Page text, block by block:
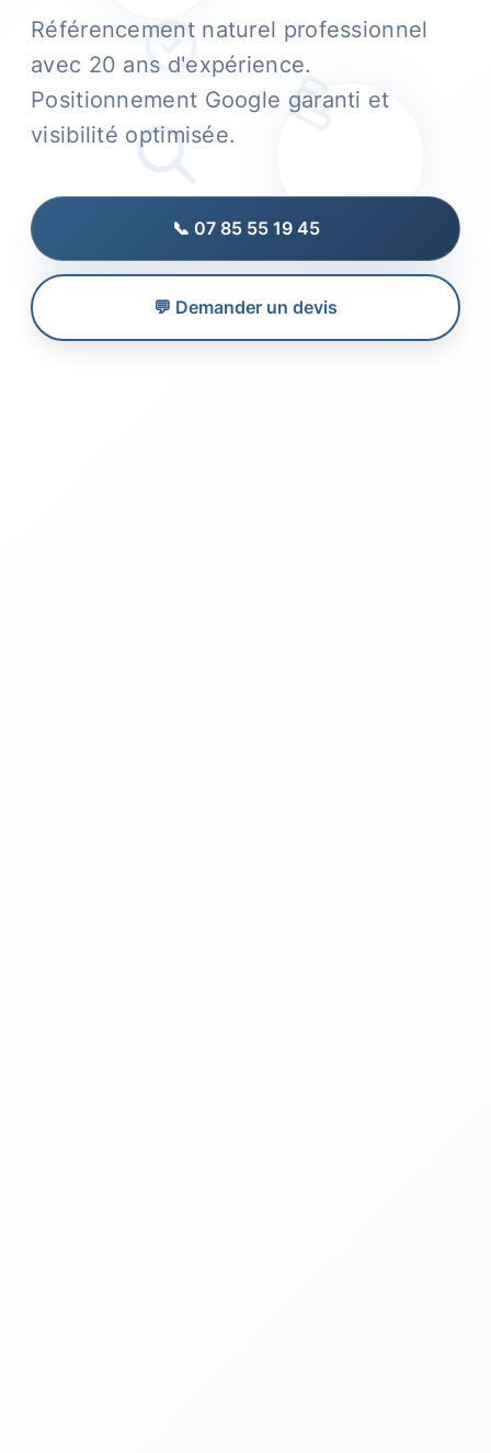
Référencement naturel professionnel
avec 20 ans d'expérience.
Positionnement Google garanti et
visibilité optimisée.
📞 07 85 55 19 45
💬 Demander un devis